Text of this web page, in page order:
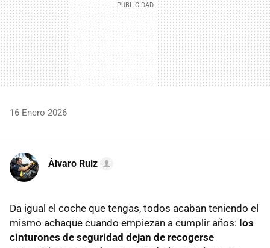
16 Enero 2026
Álvaro Ruiz
Da igual el coche que tengas, todos acaban teniendo el
mismo achaque cuando empiezan a cumplir años: los
cinturones de seguridad dejan de recogerse